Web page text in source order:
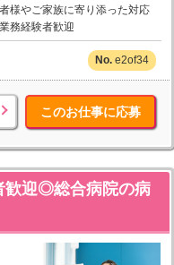
様やご家族に寄り添った対応
務経験者歓迎
e2of34
このお仕事に応募
歓迎◎総合病院の病